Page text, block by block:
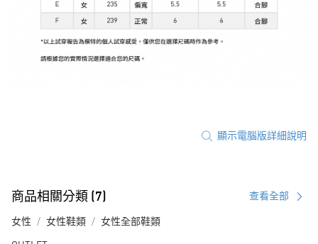
顯示電腦版詳細說明
商品相關分類 (7) 查看全部
女性 女性鞋類 女性全部鞋類